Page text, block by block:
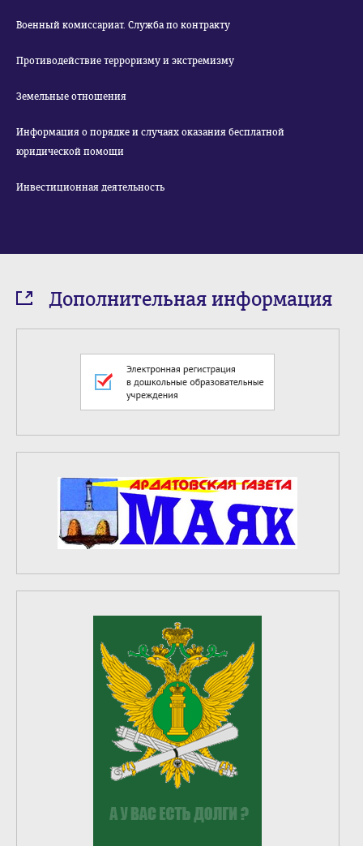
Военный комиссариат. Служба по контракту
Противодействие терроризму и экстремизму
Земельные отношения
Информация о порядке и случаях оказания бесплатной
юридической помощи
Инвестиционная деятельность
Дополнительная информация